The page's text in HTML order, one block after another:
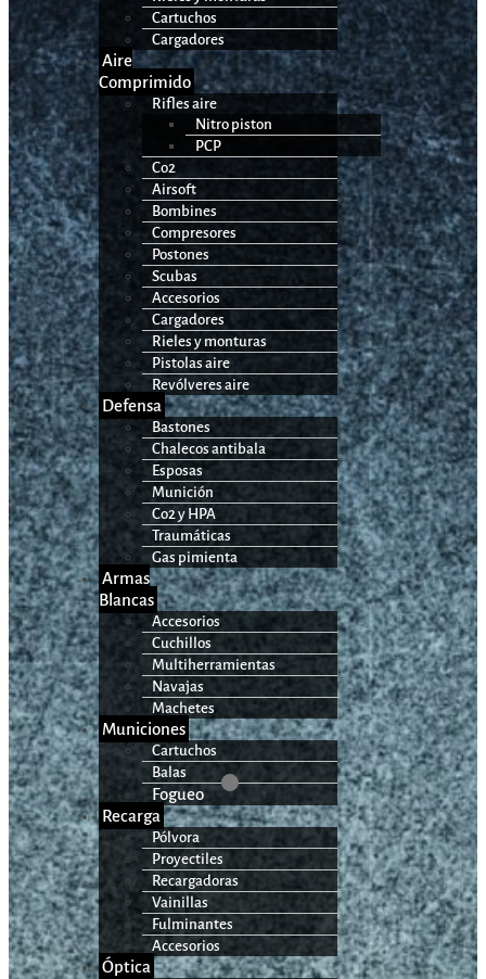
Cartuchos
Cargadores
Aire
Comprimido
Rifles aire
Nitro piston
PCP
Co2
Airsoft
Bombines
Compresores
Postones
Scubas
Accesorios
Cargadores
Rieles y monturas
Pistolas aire
Revólveres aire
Defensa
Bastones
Chalecos antibala
Esposas
Munición
Co2 y HPA
Traumáticas
Gas pimienta
Armas
Blancas
Accesorios
Cuchillos
Multiherramientas
Navajas
Machetes
Municiones
Cartuchos
Balas
Fogueo
Recarga
Pólvora
Proyectiles
Recargadoras
Vainillas
Fulminantes
Accesorios
Óptica